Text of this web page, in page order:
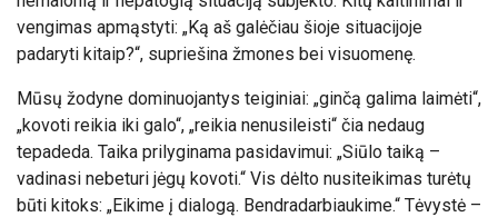
vengimas apmąstyti: „Ką aš galėčiau šioje situacijoje
padaryti kitaip?“, supriešina žmones bei visuomenę.
Mūsų žodyne dominuojantys teiginiai: „ginčą galima laimėti“,
„kovoti reikia iki galo“, „reikia nenusileisti“ čia nedaug
tepadeda. Taika prilyginama pasidavimui: „Siūlo taiką –
vadinasi nebeturi jėgų kovoti.“ Vis dėlto nusiteikimas turėtų
būti kitoks: „Eikime į dialogą. Bendradarbiaukime.“ Tėvystė –